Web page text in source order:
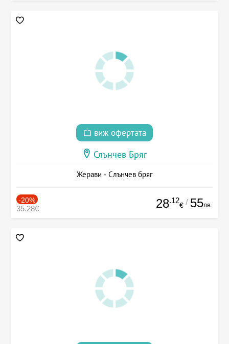
виж офертата
Слънчев Бряг
Жерави - Слънчев бряг
-20%
35.28€ 28.12
€ / 55лв.